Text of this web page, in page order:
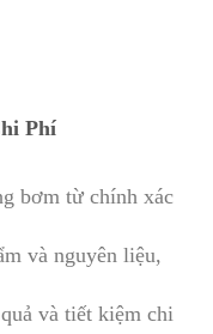
Phí
bơm từ chính xác
và nguyên liệu,
và tiết kiệm chi